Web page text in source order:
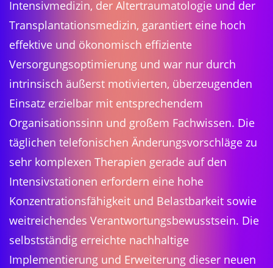
Intensivmedizin, der Altertraumatologie und der
Transplantationsmedizin, garantiert eine hoch
effektive und ökonomisch effiziente
Versorgungsoptimierung und war nur durch
intrinsisch äußerst motivierten, überzeugenden
Einsatz erzielbar mit entsprechendem
Organisationssinn und großem Fachwissen. Die
täglichen telefonischen Änderungsvorschläge zu
sehr komplexen Therapien gerade auf den
Intensivstationen erfordern eine hohe
Konzentrationsfähigkeit und Belastbarkeit sowie
weitreichendes Verantwortungsbewusstsein. Die
selbstständig erreichte nachhaltige
Implementierung und Erweiterung dieser neuen